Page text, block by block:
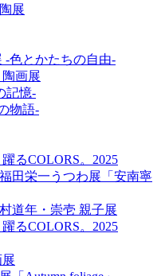
展
-色とかたちの自由-
画展
記憶-
物語-
るCOLORS。2025
福田栄一うつわ展「安南寧
道年・崇壱 親子展
るCOLORS。2025